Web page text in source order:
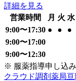
詳細を見る
営業時間
月 火 水
9:00〜17:30 ● ● ●
9:00〜17:00
9:00〜12:30
※ 服薬指導申し込
クラウド調剤薬局